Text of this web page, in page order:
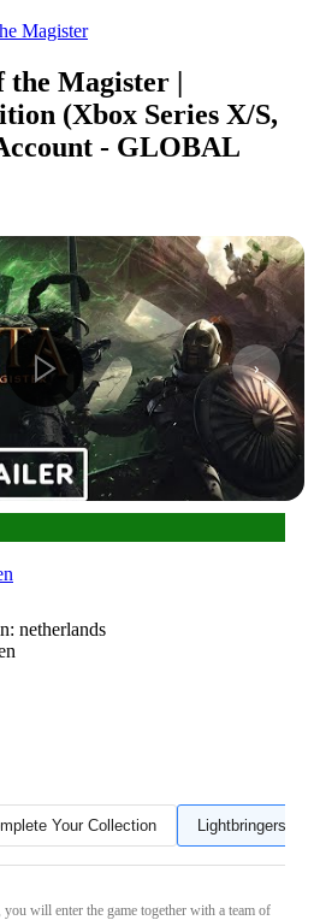
Magister
the Magister |
(Xbox Series X/S,
- GLOBAL
netherlands
Your Collection Lightbringers
will enter the game together with a team of